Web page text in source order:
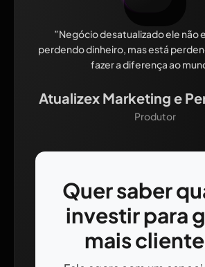
”Negócio desatualizado ele não
perdendo dinheiro, mas está
fazer a diferença ao
Atualizex Marketing e
Produtor
Quer saber
investir para
mais